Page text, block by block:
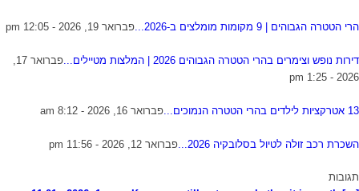
הרי הטטרה הגבוהים | 9 מקומות מומלצים ב-2026... פברואר 19, 2026 - 12:05 pm
דירות נופש וצימרים בהרי הטטרה הגבוהים 2026 | המלצות מטיילים...
2026 - 1:25 pm
13 אטרקציות לילדים בהרי הטטרה הנמוכים... פברואר 16, 2026 - 8:12 am
השכרת רכב זולה לטיול בסלובקיה 2026... פברואר 12, 2026 - 11:56 pm
תגובות